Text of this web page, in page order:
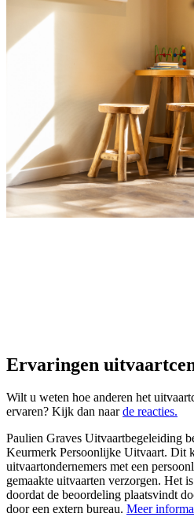
Ervaringen
Wilt u weten hoe anderen het
ervaren? Kijk dan naarde reacties.
Paulien Graves Uitvaartbegeleiding
Keurmerk Persoonlijke Uitvaart. Dit
uitvaartondernemers met een
gemaakte uitvaarten verzorgen. Het
doordat de beoordeling plaatsvindt
door een extern bureau. Meer